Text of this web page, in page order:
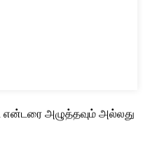
என்டரை அழுத்தவும் அல்லது